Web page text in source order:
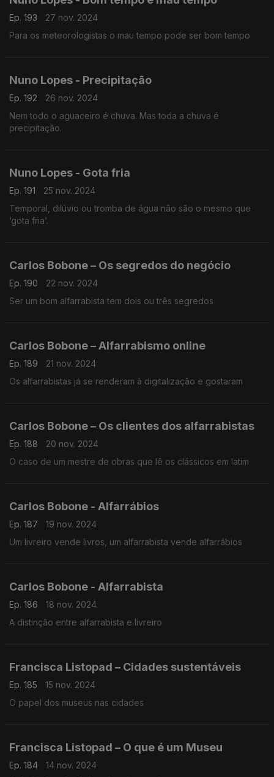
Ep. 193
27 nov. 2024
Para os meteorologistas o mau tempo pode ser bom tempo
Nuno Lopes - Precipitação
Ep. 192
26 nov. 2024
Nem todo o aguaceiro é chuva. Mas toda a chuva é
precipitação.
Nuno Lopes - Gota fria
Ep. 191
25 nov. 2024
Temporal, dilúvio ou tromba de água não são o mesmo que
‘gota fria’.
Carlos Bobone – Os segredos do negócio
Ep. 190
22 nov. 2024
Ser um bom alfarrabista tem dois ou três segredos
Carlos Bobone – Alfarrabismo online
Ep. 189
21 nov. 2024
Os alfarrabistas já se renderam à digitalização e gostaram
Carlos Bobone – Os clientes dos alfarrabistas
Ep. 188
20 nov. 2024
O caso de um mestre de obras que lê os clássicos em latim
Carlos Bobone - Alfarrábios
Ep. 187
19 nov. 2024
Um livreiro vende livros, um alfarrabista vende alfarrábios
Carlos Bobone - Alfarrabista
Ep. 186
18 nov. 2024
A distinção entre alfarrabista e livreiro
Francisca Listopad – Cidades sustentáveis
Ep. 185
15 nov. 2024
O papel dos museus nas cidades
Francisca Listopad – O que é um Museu
Ep. 184
14 nov. 2024